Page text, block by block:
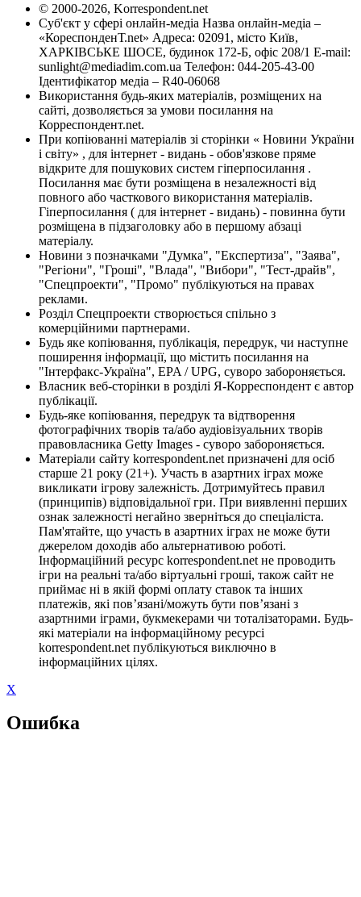
© 2000-2026, Korrespondent.net
Суб'єкт у сфері онлайн-медіа Назва онлайн-медіа –
«КореспонденТ.net» Адреса: 02091, місто Київ,
ХАРКІВСЬКЕ ШОСЕ, будинок 172-Б, офіс 208/1 E-mail:
sunlight@mediadim.com.ua Телефон: 044-205-43-00
Ідентифікатор медіа – R40-06068
Використання будь-яких матеріалів, розміщених на
сайті, дозволяється за умови посилання на
Корреспондент.net.
При копіюванні матеріалів зі сторінки « Новини України
і світу» , для інтернет - видань - обов'язкове пряме
відкрите для пошукових систем гіперпосилання .
Посилання має бути розміщена в незалежності від
повного або часткового використання матеріалів.
Гіперпосилання ( для інтернет - видань) - повинна бути
розміщена в підзаголовку або в першому абзаці
матеріалу.
Новини з позначками "Думка", "Експертиза", "Заява",
"Регіони", "Гроші", "Влада", "Вибори", "Тест-драйв",
"Спецпроекти", "Промо" публікуються на правах
реклами.
Розділ Спецпроекти створюється спільно з
комерційними партнерами.
Будь яке копіювання, публікація, передрук, чи наступне
поширення інформації, що містить посилання на
"Інтерфакс-Україна", EPA / UPG, суворо забороняється.
Власник веб-сторінки в розділі Я-Корреспондент є автор
публікації.
Будь-яке копіювання, передрук та відтворення
фотографічних творів та/або аудіовізуальних творів
правовласника Getty Images - суворо забороняється.
Матеріали сайту korrespondent.net призначені для осіб
старше 21 року (21+). Участь в азартних іграх може
викликати ігрову залежність. Дотримуйтесь правил
(принципів) відповідальної гри. При виявленні перших
ознак залежності негайно зверніться до спеціаліста.
Пам'ятайте, що участь в азартних іграх не може бути
джерелом доходів або альтернативою роботі.
Інформаційний ресурс korrespondent.net не проводить
ігри на реальні та/або віртуальні гроші, також сайт не
приймає ні в якій формі оплату ставок та інших
платежів, які пов’язані/можуть бути пов’язані з
азартними іграми, букмекерами чи тоталізаторами. Будь-
які матеріали на інформаційному ресурсі
korrespondent.net публікуються виключно в
інформаційних цілях.
X
Ошибка